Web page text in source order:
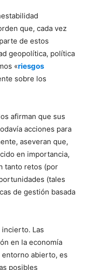
que, cada vez
de estos
geopolítica, política
«riesgos
sobre los
afirman que sus
acciones para
aseveran que,
en importancia,
tanto retos (por
(tales
de gestión basada
incierto. Las
en la economía
entorno abierto, es
posibles